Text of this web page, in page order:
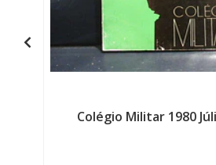
Colégio Militar 1980